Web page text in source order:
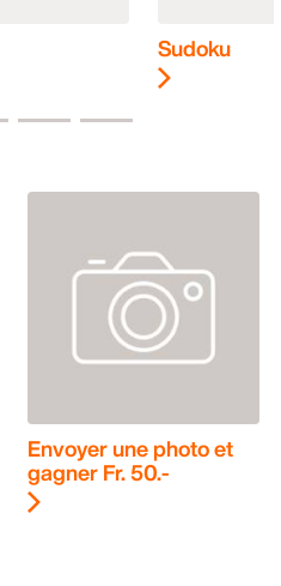
Sudoku
Envoyer une photo et
gagner Fr. 50.-